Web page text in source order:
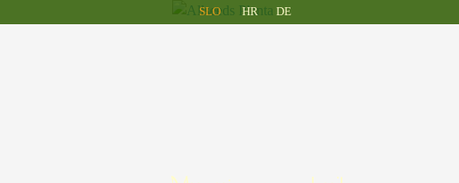
SLO HR DE
Allseeds